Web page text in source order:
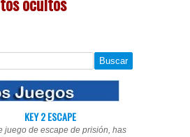
KEY 2 ESCAPE
juego de escape de prisión, has